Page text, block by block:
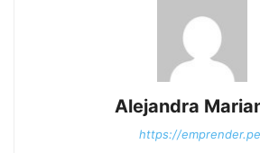
Alejandra
https://